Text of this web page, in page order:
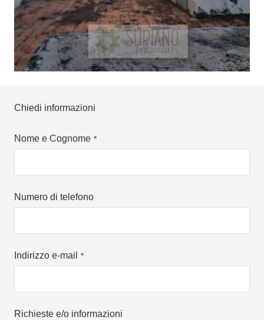
Chiedi informazioni
Nome e Cognome *
Numero di telefono
Indirizzo e-mail *
Richieste e/o informazioni